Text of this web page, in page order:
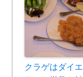
クラゲはダイ